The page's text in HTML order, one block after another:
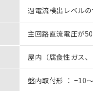
過電流検出レベルの保
主回路直流電圧が50V
屋内（腐食性ガス、じ
盤内取付形 ： −10～